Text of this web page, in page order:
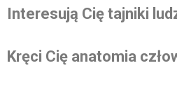
Interesują Cię tajniki
Kręci Cię anatomia